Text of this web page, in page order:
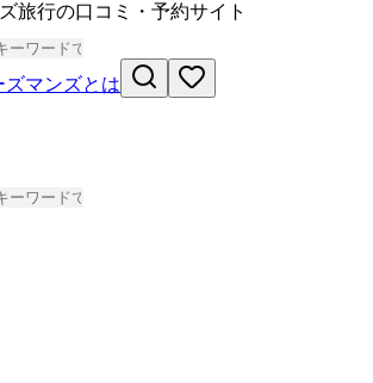
旅行の口コミ・予約サイト
ズマンズとは